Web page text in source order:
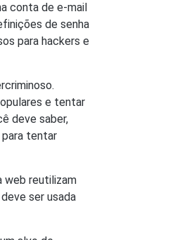
conta de e-mail
de senha
para hackers e
e tentar
deve saber,
para tentar
web reutilizam
ser usada